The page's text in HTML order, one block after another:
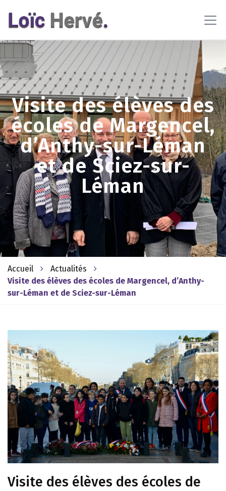
Visite des élèves des
écoles de Margencel,
d’Anthy-sur-Léman
et de Sciez-sur-
Léman
Accueil
Actualités
Visite des élèves des écoles de Margencel, d’Anthy-
sur-Léman et de Sciez-sur-Léman
Visite des élèves des écoles de
l'utilisation de cookies pour vous proposer des contenus et
services adaptés